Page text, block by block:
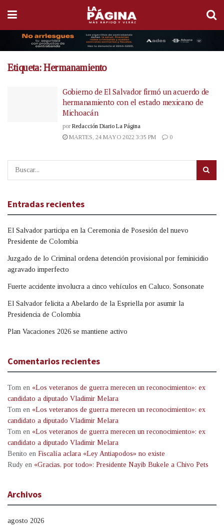
Etiqueta:Hermanamiento
Gobierno de El Salvador firmó un acuerdo de
hermanamiento con el estado mexicano de
Michoacán
por Redacción Diario La Página
MARTES, 24 MAYO 2022 3:35 PM
0
Entradas recientes
El Salvador participa en la Ceremonia de Posesión del nuevo
Presidente de Colombia
Juzgado de lo Criminal ordena detención provisional por feminicidio
agravado imperfecto
Fuerte accidente involucra a cinco vehículos en Caluco, Sonsonate
El Salvador felicita a Abelardo de la Espriella por asumir la
Presidencia de Colombia
Plan Vacaciones 2026 se mantiene activo
Comentarios recientes
Tom en «Los veteranos de guerra merecen un reconocimiento»: ex
candidato a diputado Vladimir Melara
Tom en «Los veteranos de guerra merecen un reconocimiento»: ex
candidato a diputado Vladimir Melara
Tom en «Los veteranos de guerra merecen un reconocimiento»: ex
candidato a diputado Vladimir Melara
Benito en Fiscalía aclara «Ley Antiapodos» no existe
Rudy en «Gracias, por todo»: Presidente Nayib Bukele a Chivo Pets
Archivos
agosto 2026